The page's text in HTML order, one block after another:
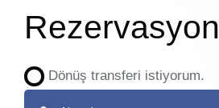
Rezervasyon
Dönüş transferi istiyorum.